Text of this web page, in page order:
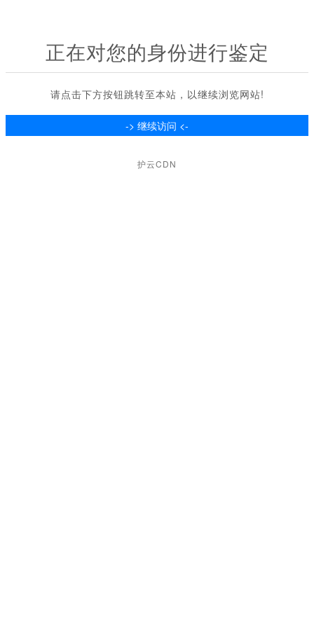
正在对您的身份进行鉴定
请点击下方按钮跳转至本站，以继续浏览网站!
护云CDN